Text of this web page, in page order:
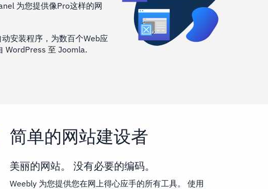
为您提供像Pro这样的网
安装程序，为数百个Web应
WordPress 至 Joomla.
简单的网站建设者
美丽的网站。 没有必要的编码。
Weebly 为您提供您在网上得心应手的所有工具。 使用